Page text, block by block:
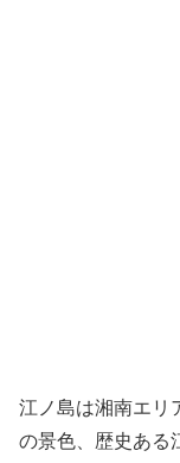
江ノ島は湘南エリ
の景色、歴史ある